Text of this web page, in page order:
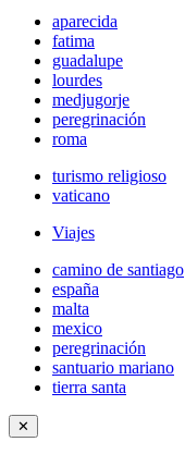
aparecida
fatima
guadalupe
lourdes
medjugorje
peregrinación
roma
turismo religioso
vaticano
Viajes
camino de santiago
españa
malta
mexico
peregrinación
santuario mariano
tierra santa
✕